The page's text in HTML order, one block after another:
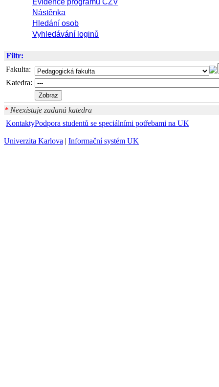
Evidence programů CŽV
Nástěnka
Hledání osob
Vyhledávání loginů
Filtr:
Fakulta:
Katedra:
* Neexistuje zadaná katedra
KontaktyPodpora studentů se speciálními potřebami na UK
Univerzita Karlova | Informační systém UK